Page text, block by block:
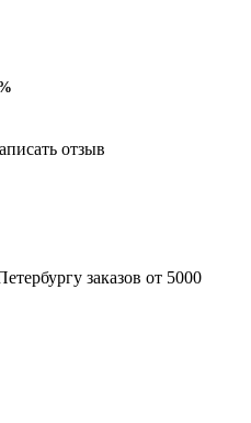
отзыв
заказов от 5000